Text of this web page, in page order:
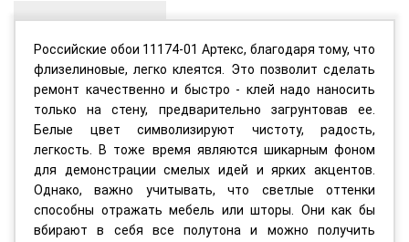
Российские обои 11174-01 Артекс, благодаря тому, что
флизелиновые, легко клеятся. Это позволит сделать
ремонт качественно и быстро - клей надо наносить
только на стену, предварительно загрунтовав ее.
Белые цвет символизируют чистоту, радость,
легкость. В тоже время являются шикарным фоном
для демонстрации смелых идей и ярких акцентов.
Однако, важно учитывать, что светлые оттенки
способны отражать мебель или шторы. Они как бы
вбирают в себя все полутона и можно получить